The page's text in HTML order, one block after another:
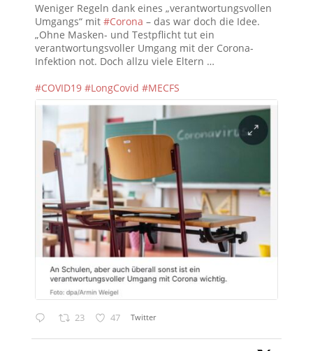
Weniger Regeln dank eines „verantwortungsvollen
Umgangs“ mit #Corona – das war doch die Idee.
„Ohne Masken- und Testpflicht tut ein
verantwortungsvoller Umgang mit der Corona-
Infektion not. Doch allzu viele Eltern …
#COVID19 #LongCovid #MECFS
23 47 Twitter